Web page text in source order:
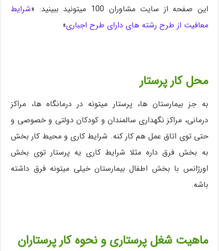
این صفحه از سایت مشاوران 100 میتونید ببینید: «
شرایط
معافیت از طرح رشته های دارای طرح اجباری»
محل کار پرستار
به جز بیمارستان ها، پرستار میتونه در درمانگاه ها، مراکز
درمانی، مراکز نگهداری سالمندان و کودکان دولتی و خصوصی و
حتی توی اتاق عمل هم کار کنه. شرایط کاری و محیط کار بخش
به بخش فرق داره مثلا شرایط کاری یه پرستار توی بخش
اورژانس با بخش اطفال بیمارستان خیلی میتونه فرق داشته
باشه.
ماهیت شغل پرستاری و نحوه کار پرستاران